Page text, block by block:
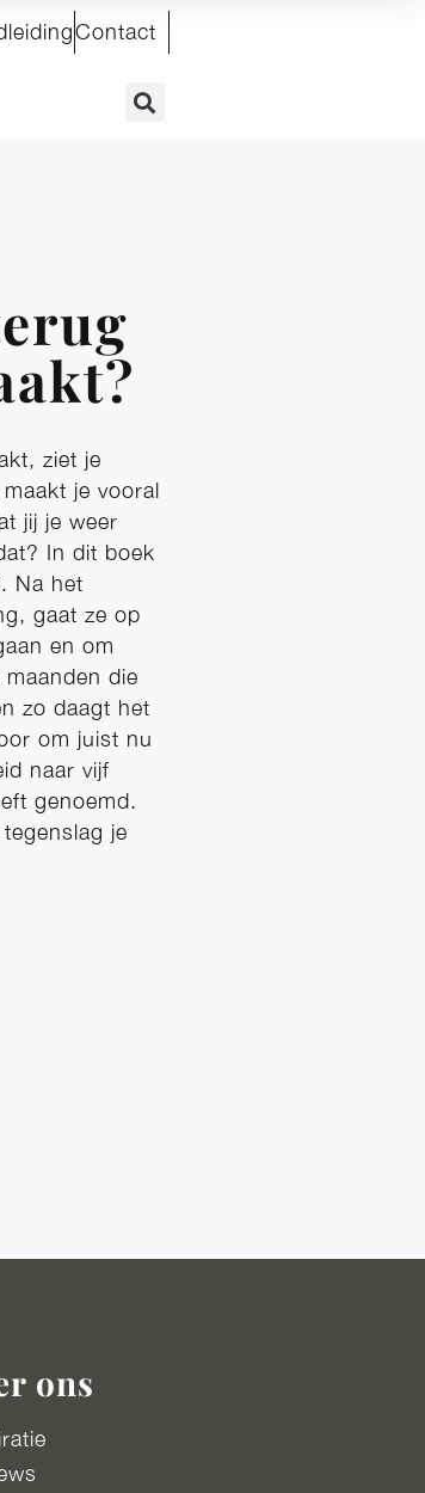
Contact
ziet je
je vooral
jij je weer
In dit boek
Na het
gaat ze op
en om
die
zo daagt het
om juist nu
naar vijf
genoemd.
je
ons